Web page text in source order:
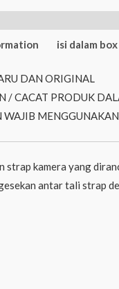
isi dalam box
DAN ORIGINAL
/ CACAT PRODUK
MENGGUNAKAN
strap kamera yang
antar tali strap